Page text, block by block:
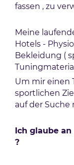
fassen , zu
Meine
Hotels -
Bekleidung (
Um mir einen
sportlichen
auf der
Ich glaube
?